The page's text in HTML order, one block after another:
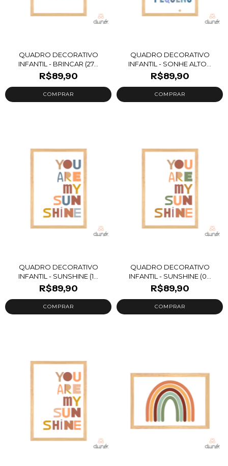
QUADRO DECORATIVO
INFANTIL - BRINCAR (27...
R$89,90
QUADRO DECORATIVO
INFANTIL - SONHE ALTO...
R$89,90
QUADRO DECORATIVO
INFANTIL - SUNSHINE (1...
R$89,90
QUADRO DECORATIVO
INFANTIL - SUNSHINE (0...
R$89,90